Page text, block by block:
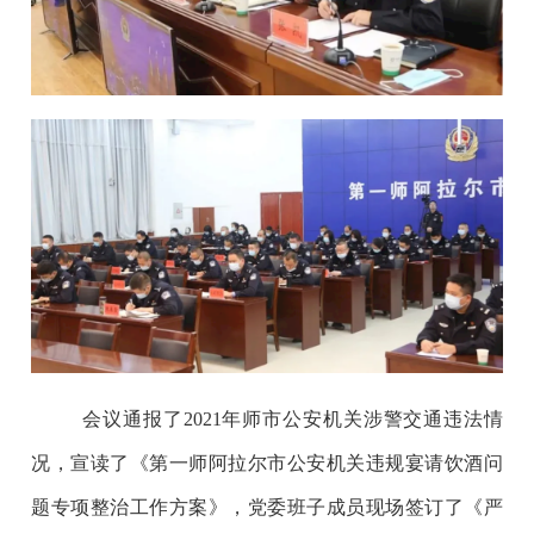
会议通报了 2021年师市公安机关涉警交通违法情
况，宣读了《第一师阿拉尔市公安机关违规宴请饮酒问
题专项整治工作方案》，党委班子成员现场签订了《严